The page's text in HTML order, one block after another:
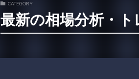
CATEGORY
最新の相場分析・